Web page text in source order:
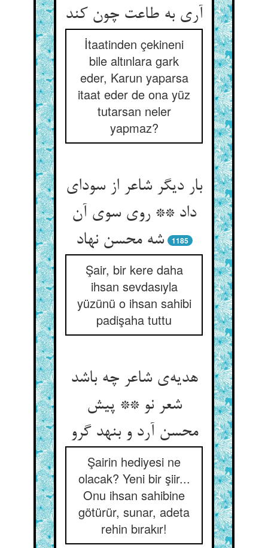
آری به طاعت چون کند
İtaatinden çekineni
bile altınlara gark
eder, Karun yaparsa
itaat eder de ona yüz
tutarsan neler
yapmaz?
بار دیگر شاعر از سودای
داد ** روی سوی آن
شه محسن نهاد
1185
Şair, bir kere daha
ihsan sevdasıyla
yüzünü o ihsan sahibi
padişaha tuttu
هدیه‌ی شاعر چه باشد
شعر نو ** پیش
محسن آرد و بنهد گرو
Şairin hediyesi ne
olacak? Yeni bir şiir...
Onu ihsan sahibine
götürür, sunar, adeta
rehin bırakır!